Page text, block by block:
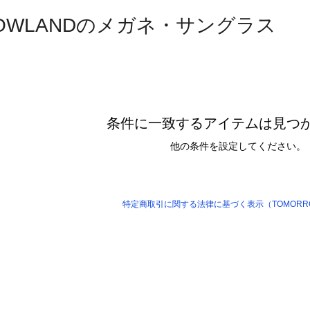
のメガネ・サングラス
条件に一致するアイテムは見つ
他の条件を設定してください。
特定商取引に関する法律に基づく表示（